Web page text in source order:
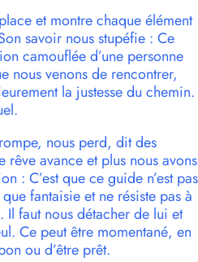
et montre chaque élément
savoir nous stupéfie : Ce
camouflée d’une personne
nous venons de rencontrer,
la justesse du chemin.
nous perd, dit des
rêve avance et plus nous avons
: C’est que ce guide n’est pas
fantaisie et ne résiste pas à
Il faut nous détacher de lui et
Ce peut être momentané, en
ou d’être prêt.